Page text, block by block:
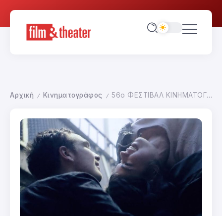
Αρχική / Κινηματογράφος / 56ο ΦΕΣΤΙΒΑΛ ΚΙΝΗΜΑΤΟΓΡΑΦΟΥ ΘΕΣΣΑΛΟΝΙΚΗΣ